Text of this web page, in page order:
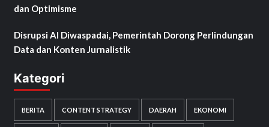
dan Optimisme
Disrupsi AI Diwaspadai, Pemerintah Dorong Perlindungan
Data dan Konten Jurnalistik
Kategori
BERITA CONTENT STRATEGY DAERAH EKONOMI